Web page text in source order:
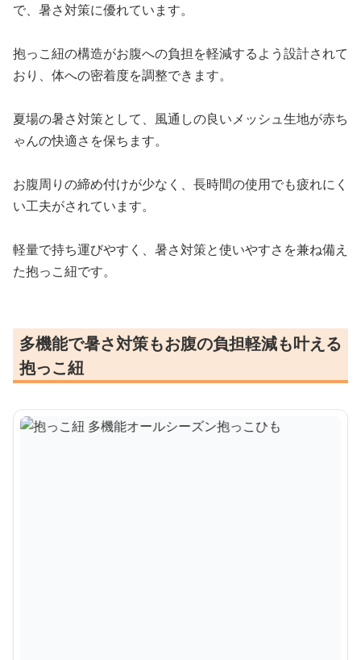
で、暑さ対策に優れています。
抱っこ紐の構造がお腹への負担を軽減するよう設計されて
おり、体への密着度を調整できます。
夏場の暑さ対策として、風通しの良いメッシュ生地が赤ち
ゃんの快適さを保ちます。
お腹周りの締め付けが少なく、長時間の使用でも疲れにく
い工夫がされています。
軽量で持ち運びやすく、暑さ対策と使いやすさを兼ね備え
た抱っこ紐です。
多機能で暑さ対策もお腹の負担軽減も叶える
抱っこ紐